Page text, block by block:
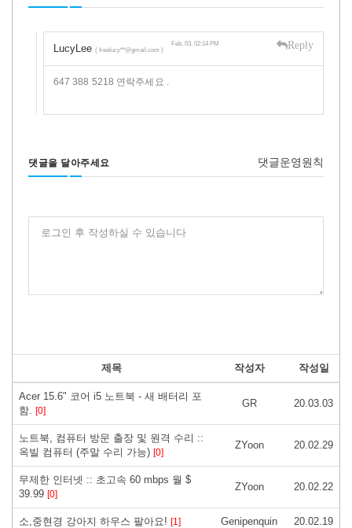
LucyLee ( freelucy**@gmail.com )
Feb, 03, 02:14 PM Reply
647 388 5218 연락주세요 .
댓글을 달아주세요 댓글운영원칙
로그인 후 작성하실 수 있습니다
제목 작성자 작성일
Acer 15.6" 코어 i5 노트북 - 새 배터리 포
함. [0]
GR 20.03.03
노트북, 컴퓨터 방문 출장 및 원격 수리 ::
옥빌 컴퓨터 (주말 수리 가능) [0]
ZYoon 20.02.29
무제한 인터넷 :: 초고속 60 mbps 월 $
39.99 [0]
ZYoon 20.02.22
소,중현경 강아지 하우스 팔아요! [1] Genipenquin 20.02.19